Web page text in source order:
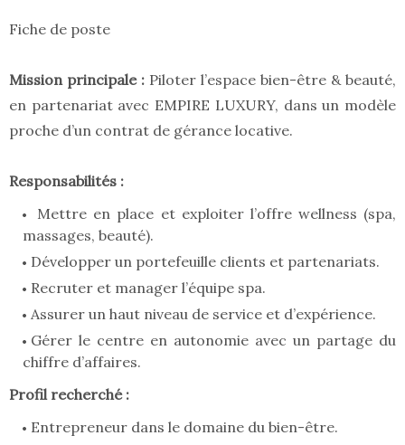
Fiche de poste
Mission principale : Piloter l’espace bien-être & beauté,
en partenariat avec EMPIRE LUXURY, dans un modèle
proche d’un contrat de gérance locative.
Responsabilités :
Mettre en place et exploiter l’offre wellness (spa,
massages, beauté).
Développer un portefeuille clients et partenariats.
Recruter et manager l’équipe spa.
Assurer un haut niveau de service et d’expérience.
Gérer le centre en autonomie avec un partage du
chiffre d’affaires.
Profil recherché :
Entrepreneur dans le domaine du bien-être.